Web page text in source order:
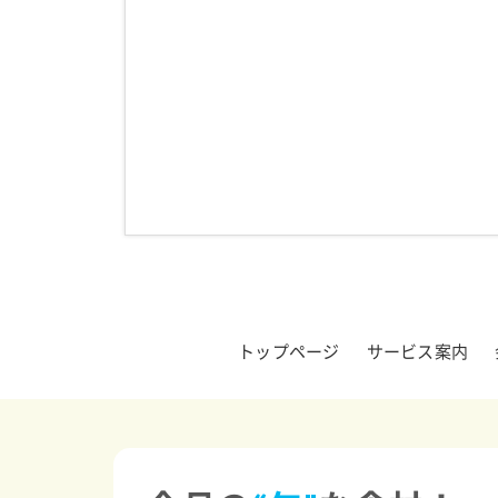
トップページ サービス案内